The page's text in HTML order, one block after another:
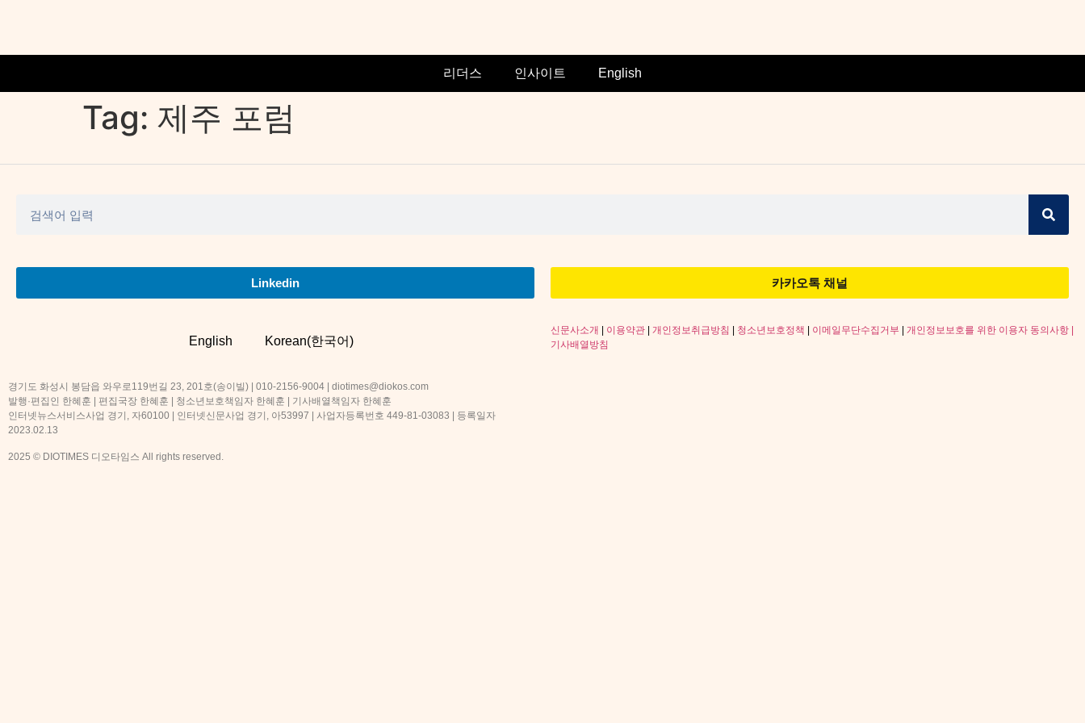
리더스 인사이트 English
Tag: 제주 포럼
Linkedin 카카오톡 채널
English Korean(한국어)
신문사소개 이용약관 개인정보취급방침 청소년보호정책 이메일무단수집거부
개인정보보호를 위한 이용자 동의사항 |
기사배열방침
경기도 화성시 봉담읍 와우로119번길 23, 201호(송이빌) | 010-2156-9004 | diotimes@diokos.com
발행·편집인 한혜훈 | 편집국장 한혜훈 | 청소년보호책임자 한혜훈 | 기사배열책임자 한혜훈
인터넷뉴스서비스사업 경기, 자60100 | 인터넷신문사업 경기, 아53997 | 사업자등록번호 449-81-03083 | 등록일자
2023.02.13
2025 © DIOTIMES 디오타임스 All rights reserved.